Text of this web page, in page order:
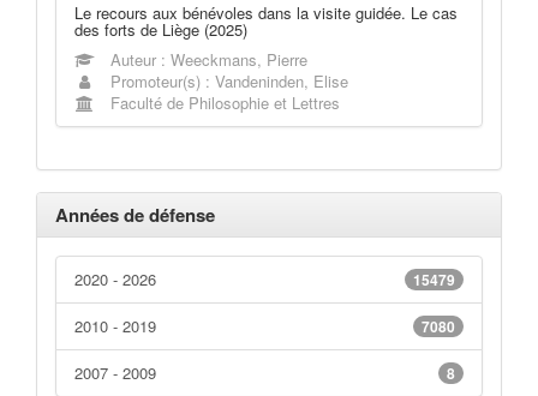
Le recours aux bénévoles dans la visite guidée. Le cas
des forts de Liège (2025)
Auteur : Weeckmans, Pierre
Promoteur(s) : Vandeninden, Elise
Faculté de Philosophie et Lettres
Années de défense
15479
2020 - 2026
7080
2010 - 2019
8
2007 - 2009